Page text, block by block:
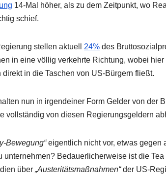
14-Mal höher, als zu dem Zeitpunkt, wo
schief.
stellen aktuell 24% des
in eine völlig verkehrte Richtung, wobei
in die Taschen von US-Bürgern fließt.
nun in irgendeiner Form Gelder von der
vollständig von diesen Regierungsgeldern
Bewegung“eigentlich nicht vor, etwas gegen
unternehmen? Bedauerlicherweise ist die
über „Austeritätsmaßnahmen“der US-